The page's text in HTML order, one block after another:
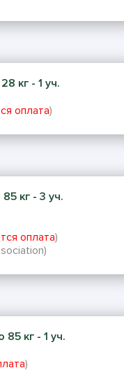
кг - 1 уч.
оплата)
кг - 3 уч.
оплата)
кг - 1 уч.
)